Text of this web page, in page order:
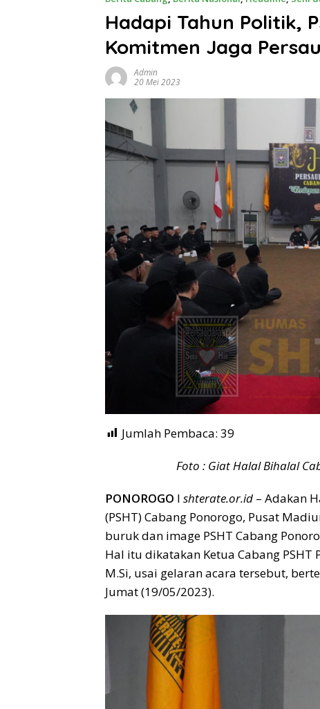
Hadapi Tahun Politik,
Komitmen Jaga
Admin
20 Mei 2023
Jumlah Pembaca: 39
Foto : Giat Halal Bihalal
PONOROGO I shterate.or.id – Adakan
(PSHT) Cabang Ponorogo, Pusat
buruk dan image PSHT Cabang
Hal itu dikatakan Ketua Cabang PSHT
M.Si, usai gelaran acara tersebut,
Jumat (19/05/2023).